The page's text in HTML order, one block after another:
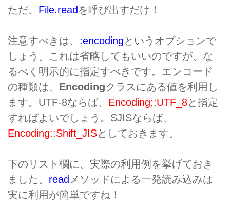
ただ、 File.read を呼び出すだけ！
注意すべきは、 :encodingというオプションで
しょう。これは省略してもいいのですが、な
るべく明示的に指定すべきです。エンコード
の種類は、 Encodingクラスにある値を利用し
ます。UTF-8ならば、 Encoding::UTF_8と指定
すればよいでしょう。SJISならば、
Encoding::Shift_JISとしておきます。
下のリスト欄に、実際の利用例を挙げておき
ました。 read メソッドによる一発読み込みは
実に利用が簡単ですね！